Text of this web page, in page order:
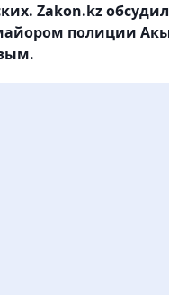
Zakon.kz обсудил
полиции